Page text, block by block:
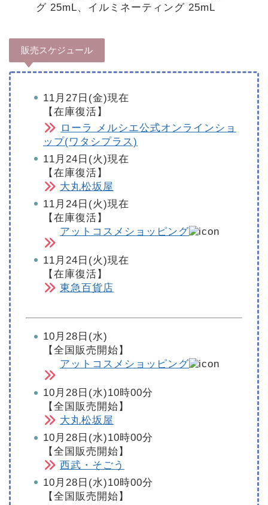
グ 25mL、イルミネーティング 25mL
販売スケジュール
11月27日(金)現在
【在庫復活】
ローラ メルシエ公式オンラインショ
ップ(ワタシプラス)
11月24日(火)現在
【在庫復活】
大丸松坂屋
11月24日(火)現在
【在庫復活】
アットコスメショッピング
11月24日(火)現在
【在庫復活】
東急百貨店
10月28日(水)
【全国販売開始】
アットコスメショッピング
10月28日(水)10時00分
【全国販売開始】
大丸松坂屋
10月28日(水)10時00分
【全国販売開始】
西武・そごう
10月28日(水)10時00分
【全国販売開始】